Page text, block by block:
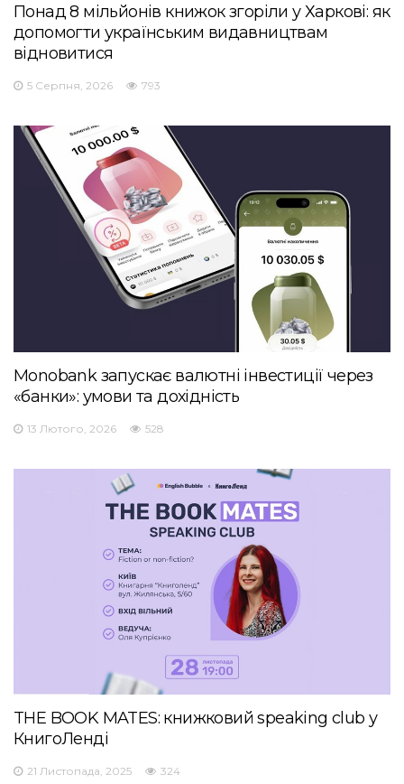
Понад 8 мільйонів книжок згоріли у Харкові: як
допомогти українським видавництвам
відновитися
5 Серпня, 2026 793
Monobank запускає валютні інвестиції через
«банки»: умови та дохідність
13 Лютого, 2026 528
THE BOOK MATES: книжковий speaking club у
КнигоЛенді
21 Листопада, 2025 324